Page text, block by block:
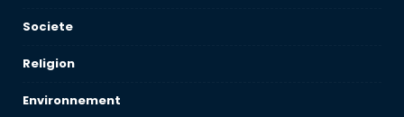
Societe
Religion
Environnement